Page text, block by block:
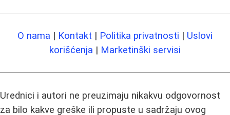
O nama | Kontakt | Politika privatnosti | Uslovi
korišćenja | Marketinški servisi
Urednici i autori ne preuzimaju nikakvu odgovornost
za bilo kakve greške ili propuste u sadržaju ovog